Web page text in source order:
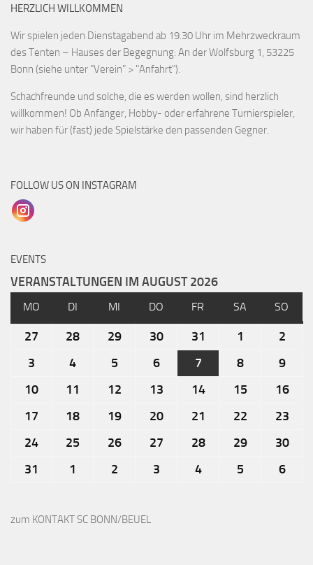
HERZLICH WILLKOMMEN
Wir spielen jeden Dienstagabend ab 19.30 Uhr im Mehrzweckraum
des Tenten – Hauses der Begegnung: An der Wolfsburg 1, 53225
Bonn (siehe unter "Verein" > "Anfahrt").
Schachfreunde und solche, die es werden wollen, sind herzlich
willkommen! Ob Anfänger, Hobby- oder erfahrene Turnierspieler,
wir haben für (fast) jede Spielstärke den passenden Gegner.
FOLLOW US ON INSTAGRAM
EVENTS
VERANSTALTUNGEN IM AUGUST 2026
MO DI MI DO FR SA SO
27 28 29 30 31 1
2
3
4 5 6 7 8
9
10
11 12 13 14 15
16
17
18 19 20 21 22
23
24
25 26 27 28 29
30
31
1 2 3 4 5 6
zum KONTAKT SC BONN/BEUEL